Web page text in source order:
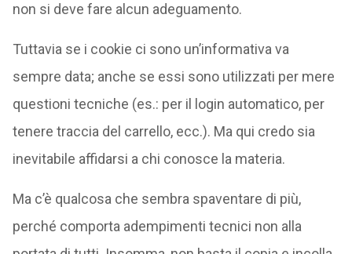
non si deve fare alcun adeguamento.
Tuttavia se i cookie ci sono un’informativa va
sempre data; anche se essi sono utilizzati per mere
questioni tecniche (es.: per il login automatico, per
tenere traccia del carrello, ecc.). Ma qui credo sia
inevitabile affidarsi a chi conosce la materia.
Ma c’è qualcosa che sembra spaventare di più,
perché comporta adempimenti tecnici non alla